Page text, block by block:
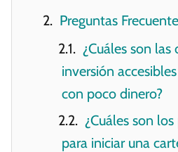
Preguntas
¿Cuáles son las
inversión
con poco dinero?
¿Cuáles son
para iniciar una